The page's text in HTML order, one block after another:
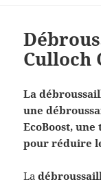
Culloch
La
une
EcoBoost,
pour réduire
La